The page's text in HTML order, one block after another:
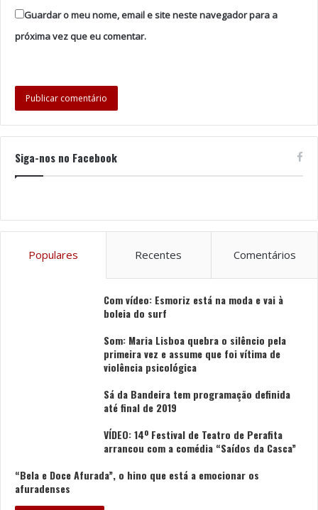
da cidade, acolhe regularmente propostas expositivas
e projetos multidisciplinares que cruzam criação
Tristes”, dos artistas Hugo Flores, Luísa Abreu e
A Casa da Memória de Guimarães propõe uma reflexão
contínua sobre a identidade, as histórias e as
Pedra dedica-se à valorização dos saberes tradicionais,
dos ofícios e das práticas artesanais, num espaço onde
o fazer manual continua a ser lugar de transmissão e
experimentação. Inclui um núcleo museológico sobre os
ofícios mais característicos desta região – olaria,
têxteis, curtumes e cutelarias –, bem como uma loja e
um atelier onde é possível observar a feitura da
Cantarinha dos Namorados.
O Dia Internacional dos Museus, celebrado anualmente
a 18 de maio por iniciativa do ICOM – Conselho
culturais de todo o mundo em torno da reflexão sobre
o papel transformador dos museus na sociedade
Guardar o meu nome, email e site neste navegador para a
próxima vez que eu comentar.
Siga-nos no Facebook
Populares Recentes Comentários
Com vídeo: Esmoriz está na moda e vai à
boleia do surf
Som: Maria Lisboa quebra o silêncio pela
primeira vez e assume que foi vítima de
violência psicológica
Sá da Bandeira tem programação definida
até final de 2019
VÍDEO: 14º Festival de Teatro de Perafita
arrancou com a comédia “Saídos da Casca”
“Bela e Doce Afurada”, o hino que está a emocionar os
afuradenses